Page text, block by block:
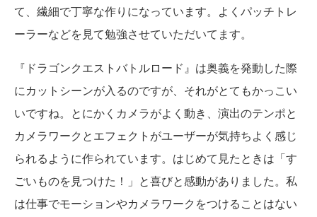
て、繊細で丁寧な作りになっています。よくパッチトレ
ーラーなどを見て勉強させていただいてます。
『ドラゴンクエストバトルロード』は奥義を発動した際
にカットシーンが入るのですが、それがとてもかっこい
いですね。とにかくカメラがよく動き、演出のテンポと
カメラワークとエフェクトがユーザーが気持ちよく感じ
られるように作られています。はじめて見たときは「す
ごいものを見つけた！」と喜びと感動がありました。私
は仕事でモーションやカメラワークをつけることはない